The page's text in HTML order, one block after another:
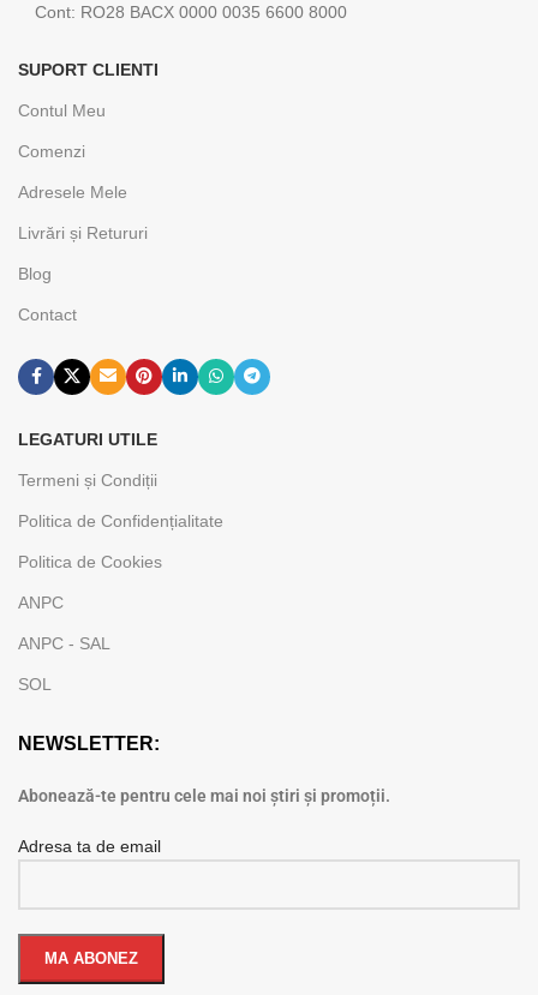
Cont: RO28 BACX 0000 0035 6600 8000
SUPORT CLIENTI
Contul Meu
Comenzi
Adresele Mele
Livrări și Retururi
Blog
Contact
LEGATURI UTILE
Termeni și Condiții
Politica de Confidențialitate
Politica de Cookies
ANPC
ANPC - SAL
SOL
NEWSLETTER:
Abonează-te pentru cele mai noi știri și promoții.
Adresa ta de email